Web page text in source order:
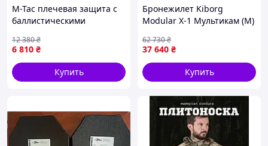
M-Tac плечевая защита с
баллистическими
Cuirass Multicam
6 810 ₴
12 380₴
Купить
Бронежилет Kiborg
Modular X-1 Мультикам (M)
Militex (2 класс)
37 640 ₴
62 730₴
Купить